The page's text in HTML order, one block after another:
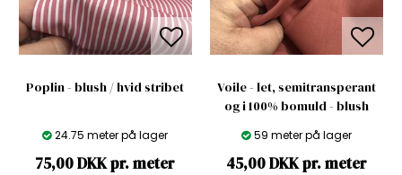
Poplin - blush / hvid stribet
24.75 meter på lager
75,00 DKK pr. meter
Voile - let, semitransperant
og i 100% bomuld - blush
59 meter på lager
45,00 DKK pr. meter